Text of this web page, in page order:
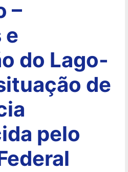
–
e
do Lago-
de
pelo